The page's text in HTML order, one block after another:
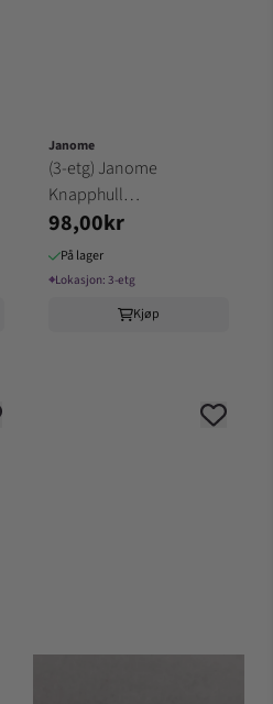
Janome
(3-etg) Janome
Knapphull
stabiliseringsplate Gr.2-3
98,00kr
På lager
⌖Lokasjon: 3-etg
Kjøp